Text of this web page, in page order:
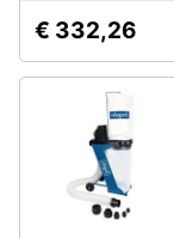
€ 332,26